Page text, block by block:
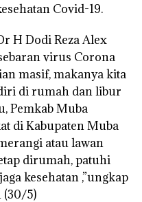
Covid-19.
H Dodi Reza Alex
virus Corona
masif, makanya kita
di rumah dan libur
Pemkab Muba
di Kabupaten Muba
atau lawan
dirumah, patuhi
kesehatan ,”ungkap
(30/5)